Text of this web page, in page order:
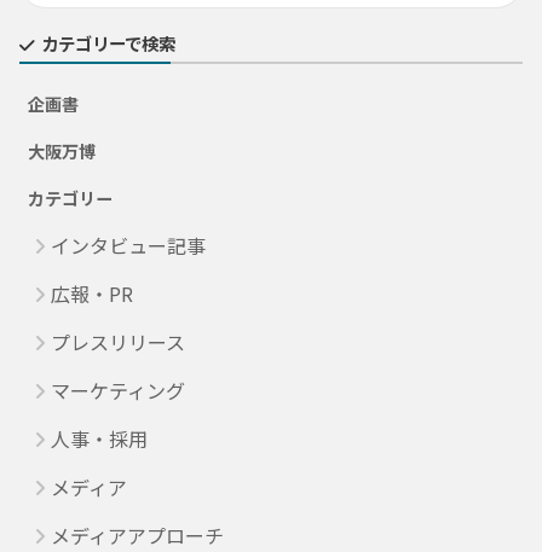
カテゴリーで検索
企画書
大阪万博
カテゴリー
インタビュー記事
広報・PR
プレスリリース
マーケティング
人事・採用
メディア
メディアアプローチ